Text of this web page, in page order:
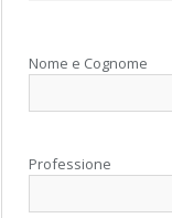
Nome e Cognome
Professione